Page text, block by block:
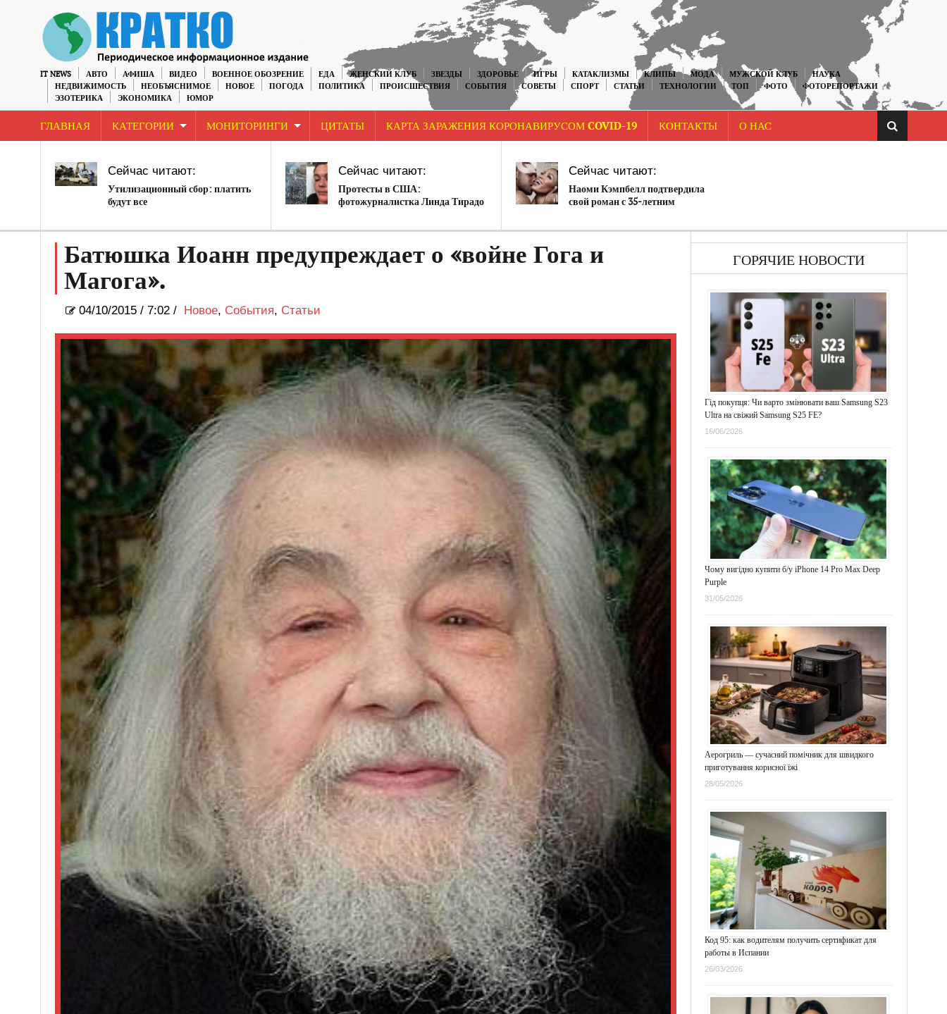
IT NEWS АВТО АФИША ВИДЕО ВОЕННОЕ ОБОЗРЕНИЕ ЕДА ЖЕНСКИЙ КЛУБ ЗВЕЗДЫ ЗДОРОВЬЕ ИГРЫ КАТАКЛИЗМЫ КЛИПЫ МОДА МУЖСКОЙ КЛУБ
НАУКА
НЕДВИЖИМОСТЬ
НЕОБЪЯСНИМОЕ НОВОЕ ПОГОДА ПОЛИТИКА ПРОИСШЕСТВИЯ СОБЫТИЯ СОВЕТЫ СПОРТ СТАТЬИ ТЕХНОЛОГИИ ТОП ФОТО
ФОТОРЕПОРТАЖИ
ЭЗОТЕРИКА
ЭКОНОМИКА ЮМОР
ГЛАВНАЯ КАТЕГОРИИ МОНИТОРИНГИ ЦИТАТЫ КАРТА ЗАРАЖЕНИЯ КОРОНАВИРУСОМ COVID-19 КОНТАКТЫ О НАС
Сейчас читают:
Утилизационный сбор: платить
будут все
Сейчас читают:
Протесты в США:
фотожурналистка Линда Тирадо
резиновой пули в глаз
Сейчас читают:
Наоми Кэмпбелл подтвердила
свой роман с 35-летним
Батюшка Иоанн предупреждает о «войне Гога и
Магога».
04/10/2015/ 7:02 / Новое, События, Статьи
ГОРЯЧИЕ НОВОСТИ
Гід покупця: Чи варто змінювати ваш Samsung S23
Ultra на свіжий Samsung S25 FE?
16/06/2026
Чому вигідно купити б/у iPhone 14 Pro Max Deep
Purple
31/05/2026
Аерогриль — сучасний помічник для швидкого
приготування корисної їжі
28/05/2026
Код 95: как водителям получить сертификат для
работы в Испании
26/03/2026